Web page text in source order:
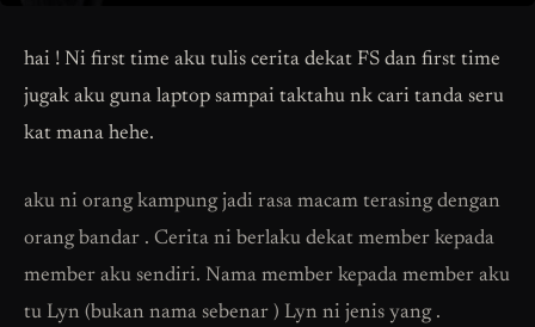
hai ! Ni first time aku tulis cerita dekat FS dan first time
jugak aku guna laptop sampai taktahu nk cari tanda seru
kat mana hehe.
aku ni orang kampung jadi rasa macam terasing dengan
orang bandar . Cerita ni berlaku dekat member kepada
member aku sendiri. Nama member kepada member aku
tu Lyn (bukan nama sebenar ) Lyn ni jenis yang .